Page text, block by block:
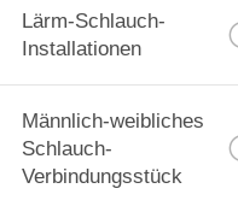
Lärm-Schlauch-
Installationen
Männlich-weibliches
Schlauch-
Verbindungsstück